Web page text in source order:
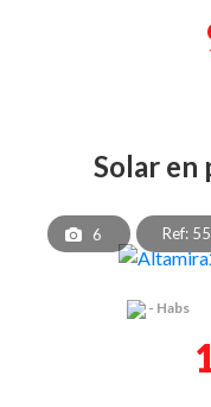
solar
6 Ref:
- Habs